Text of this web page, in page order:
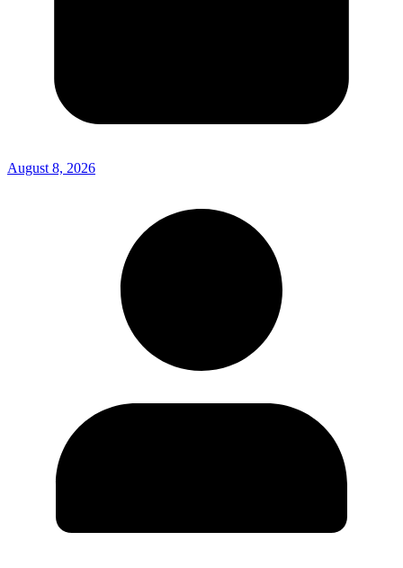
August 8, 2026